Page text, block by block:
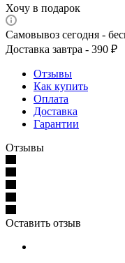
Хочу в подарок
Самовывоз сегодня -
Доставка завтра - 390 ₽
Отзывы
Как купить
Оплата
Доставка
Гарантии
Отзывы
Оставить отзыв